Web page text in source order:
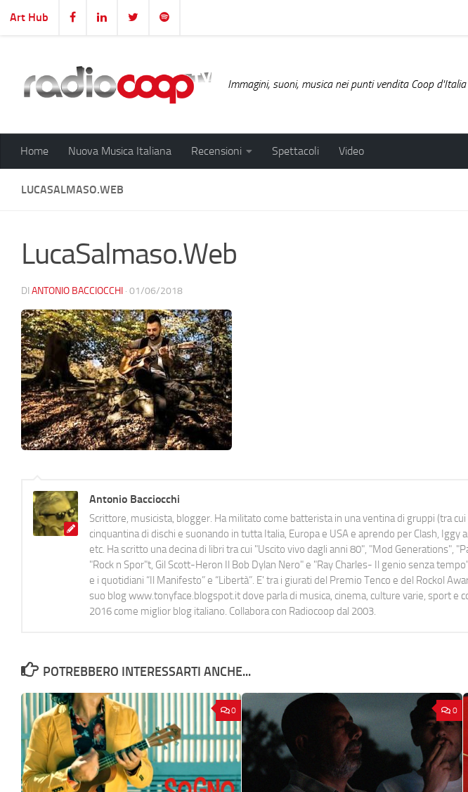
Salta al contenuto
Art Hub
Immagini, suoni, musica nei punti vendita Coop d'Italia
Home Nuova Musica Italiana Recensioni Spettacoli Video
LUCASALMASO.WEB
LucaSalmaso.Web
DI ANTONIO BACCIOCCHI · 01/06/2018
Antonio Bacciocchi
Scrittore, musicista, blogger. Ha militato come batterista in una ventina di gruppi (tra
cinquantina di dischi e suonando in tutta Italia, Europa e USA e aprendo per Clash, Iggy
etc. Ha scritto una decina di libri tra cui "Uscito vivo dagli anni 80", "Mod Generations",
"Rock n Spor"t, Gil Scott-Heron Il Bob Dylan Nero" e "Ray Charles- Il genio senza
e i quotidiani “Il Manifesto” e “Libertà”. E' tra i giurati del Premio Tenco e del Rockol
suo blog www.tonyface.blogspot.it dove parla di musica, cinema, culture varie, sport e
2016 come miglior blog italiano. Collabora con Radiocoop dal 2003.
POTREBBERO INTERESSARTI ANCHE...
0 0